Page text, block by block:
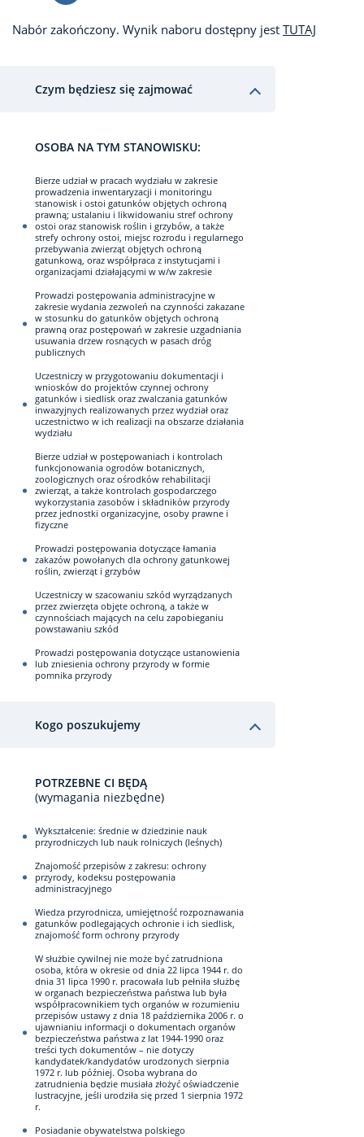
Nabór zakończony. Wynik naboru dostępny jest TUTAJ
Czym będziesz się zajmować
OSOBA NA TYM STANOWISKU:
Bierze udział w pracach wydziału w zakresie
prowadzenia inwentaryzacji i monitoringu
stanowisk i ostoi gatunków objętych ochroną
prawną; ustalaniu i likwidowaniu stref ochrony
ostoi oraz stanowisk roślin i grzybów, a także
strefy ochrony ostoi, miejsc rozrodu i regularnego
przebywania zwierząt objętych ochroną
gatunkową, oraz współpraca z instytucjami i
organizacjami działającymi w w/w zakresie
Prowadzi postępowania administracyjne w
zakresie wydania zezwoleń na czynności zakazane
w stosunku do gatunków objętych ochroną
prawną oraz postępowań w zakresie uzgadniania
usuwania drzew rosnących w pasach dróg
publicznych
Uczestniczy w przygotowaniu dokumentacji i
wniosków do projektów czynnej ochrony
gatunków i siedlisk oraz zwalczania gatunków
inwazyjnych realizowanych przez wydział oraz
uczestnictwo w ich realizacji na obszarze działania
wydziału
Bierze udział w postępowaniach i kontrolach
funkcjonowania ogrodów botanicznych,
zoologicznych oraz ośrodków rehabilitacji
zwierząt, a także kontrolach gospodarczego
wykorzystania zasobów i składników przyrody
przez jednostki organizacyjne, osoby prawne i
fizyczne
Prowadzi postępowania dotyczące łamania
zakazów powołanych dla ochrony gatunkowej
roślin, zwierząt i grzybów
Uczestniczy w szacowaniu szkód wyrządzanych
przez zwierzęta objęte ochroną, a także w
czynnościach mających na celu zapobieganiu
powstawaniu szkód
Prowadzi postępowania dotyczące ustanowienia
lub zniesienia ochrony przyrody w formie
pomnika przyrody
Kogo poszukujemy
POTRZEBNE CI BĘDĄ
(wymagania niezbędne)
Wykształcenie: średnie w dziedzinie nauk
przyrodniczych lub nauk rolniczych (leśnych)
Znajomość przepisów z zakresu: ochrony
przyrody, kodeksu postępowania
administracyjnego
Wiedza przyrodnicza, umiejętność rozpoznawania
gatunków podlegających ochronie i ich siedlisk,
znajomość form ochrony przyrody
W służbie cywilnej nie może być zatrudniona
osoba, która w okresie od dnia 22 lipca 1944 r. do
dnia 31 lipca 1990 r. pracowała lub pełniła służbę
w organach bezpieczeństwa państwa lub była
współpracownikiem tych organów w rozumieniu
przepisów ustawy z dnia 18 października 2006 r. o
ujawnianiu informacji o dokumentach organów
bezpieczeństwa państwa z lat 1944-1990 oraz
treści tych dokumentów – nie dotyczy
kandydatek/kandydatów urodzonych sierpnia
1972 r. lub później. Osoba wybrana do
zatrudnienia będzie musiała złożyć oświadczenie
lustracyjne, jeśli urodziła się przed 1 sierpnia 1972
r.
Posiadanie obywatelstwa polskiego